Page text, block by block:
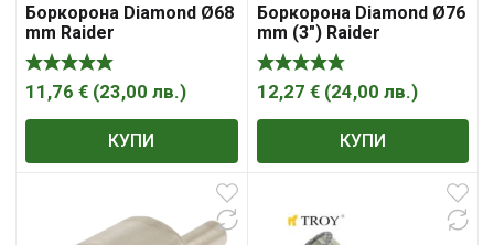
Боркорона Diamond Ø68
mm Raider
11,76 € (23,00 лв.)
КУПИ
Боркорона Diamond Ø76
mm (3″) Raider
12,27 € (24,00 лв.)
КУПИ